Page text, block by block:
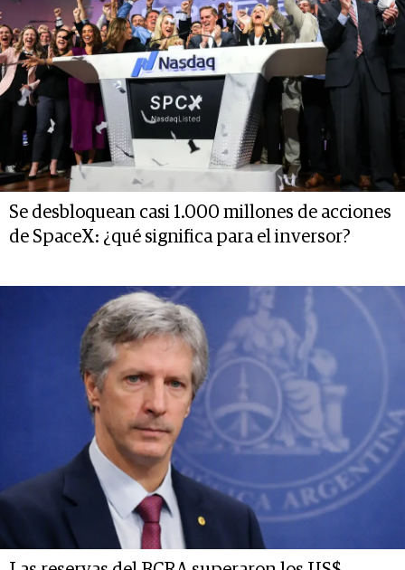
Se desbloquean casi 1.000 millones de acciones
de SpaceX: ¿qué significa para el inversor?